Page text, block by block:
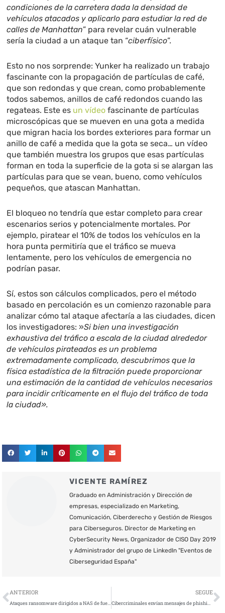
condiciones de la carretera dada la densidad de
vehículos atacados y aplicarlo para estudiar la red de
calles de Manhattan” para revelar cuán vulnerable
sería la ciudad a un ataque tan “ciberfísico”.
Esto no nos sorprende: Yunker ha realizado un trabajo
fascinante con la propagación de partículas de café,
que son redondas y que crean, como probablemente
todos sabemos, anillos de café redondos cuando las
regateas. Este es un vídeo fascinante de partículas
microscópicas que se mueven en una gota a medida
que migran hacia los bordes exteriores para formar un
anillo de café a medida que la gota se seca… un vídeo
que también muestra los grupos que esas partículas
forman en toda la superficie de la gota si se alargan las
partículas para que se vean, bueno, como vehículos
pequeños, que atascan Manhattan.
El bloqueo no tendría que estar completo para crear
escenarios serios y potencialmente mortales. Por
ejemplo, piratear el 10% de todos los vehículos en la
hora punta permitiría que el tráfico se mueva
lentamente, pero los vehículos de emergencia no
podrían pasar.
Sí, estos son cálculos complicados, pero el método
basado en percolación es un comienzo razonable para
analizar cómo tal ataque afectaría a las ciudades, dicen
los investigadores: »Si bien una investigación
exhaustiva del tráfico a escala de la ciudad alrededor
de vehículos pirateados es un problema
extremadamente complicado, descubrimos que la
física estadística de la filtración puede proporcionar
una estimación de la cantidad de vehículos necesarios
para incidir críticamente en el flujo del tráfico de toda
la ciudad».
VICENTE RAMÍREZ
Graduado en Administración y Dirección de
empresas, especializado en Marketing,
Comunicación, Ciberderecho y Gestión de Riesgos
para Ciberseguros. Director de Marketing en
CyberSecurity News, Organizador de CISO Day 2019
y Administrador del grupo de LinkedIn "Eventos de
Ciberseguridad España"
Ant
ANTERIOR
Ataques ransomware dirigidos a NAS de fuerza bruta
SEGUE
Cibercriminales envían mensajes de phishing a usuarios de teléfonos móviles en España: Cómo protegerse